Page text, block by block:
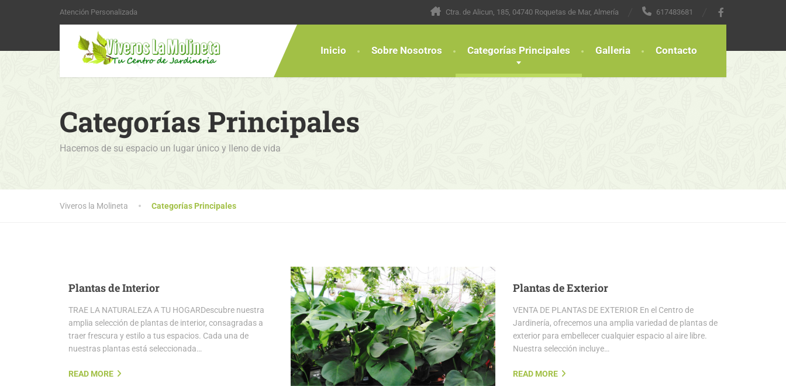
Atención Personalizada Ctra. de Alicun, 185, 04740 Roquetas de Mar, Almería 617483681
Inicio Sobre Nosotros Categorías Principales Galleria Contacto
Categorías Principales
Hacemos de su espacio un lugar único y lleno de vida
Viveros la Molineta Categorías Principales
Plantas de Interior
TRAE LA NATURALEZA A TU HOGARDescubre nuestra
amplia selección de plantas de interior, consagradas a
traer frescura y estilo a tus espacios. Cada una de
nuestras plantas está seleccionada…
READ MORE
Plantas de Exterior
VENTA DE PLANTAS DE EXTERIOR En el Centro de
Jardinería, ofrecemos una amplia variedad de plantas de
exterior para embellecer cualquier espacio al aire libre.
Nuestra selección incluye…
READ MORE